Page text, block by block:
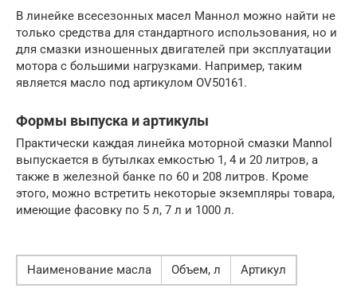
В линейке всесезонных масел Маннол можно найти не
только средства для стандартного использования, но и
для смазки изношенных двигателей при эксплуатации
мотора с большими нагрузками. Например, таким
является масло под артикулом OV50161.
Формы выпуска и артикулы
Практически каждая линейка моторной смазки Mannol
выпускается в бутылках емкостью 1, 4 и 20 литров, а
также в железной банке по 60 и 208 литров. Кроме
этого, можно встретить некоторые экземпляры товара,
имеющие фасовку по 5 л, 7 л и 1000 л.
Наименование масла Объем, л Артикул